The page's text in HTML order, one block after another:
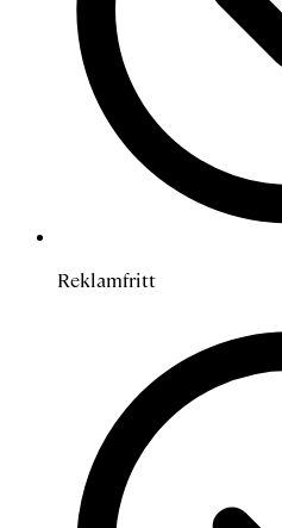
Reklamfritt